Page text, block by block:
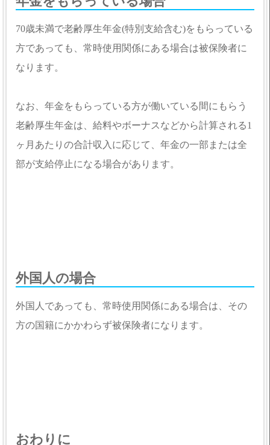
70歳未満で老齢厚生年金(特別支給含む)をもらっている
方であっても、常時使用関係にある場合は被保険者に
なります。
なお、年金をもらっている方が働いている間にもらう
老齢厚生年金は、給料やボーナスなどから計算される1
ヶ月あたりの合計収入に応じて、年金の一部または全
部が支給停止になる場合があります。
外国人の場合
外国人であっても、常時使用関係にある場合は、その
方の国籍にかかわらず被保険者になります。
おわりに